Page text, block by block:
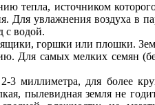
тепла, источником
Для увлажнения воздуха в
с водой.
горшки или плошки.
Для самых мелких семян
3 миллиметра, для более
пылевидная земля не